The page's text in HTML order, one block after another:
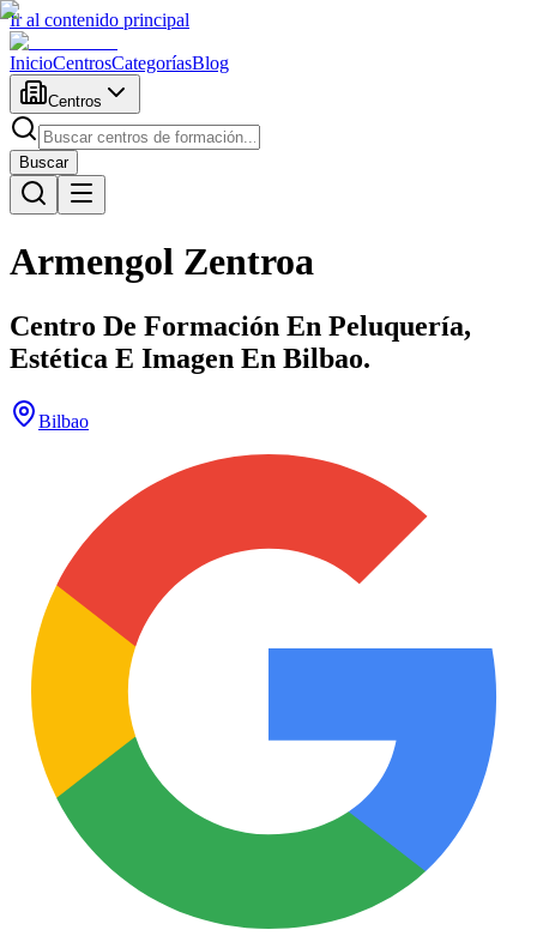
Ir al contenido principal
InicioCentrosCategoríasBlog
Centros
Buscar
Armengol Zentroa
Centro De Formación En Peluquería,
Estética E Imagen En Bilbao.
Bilbao